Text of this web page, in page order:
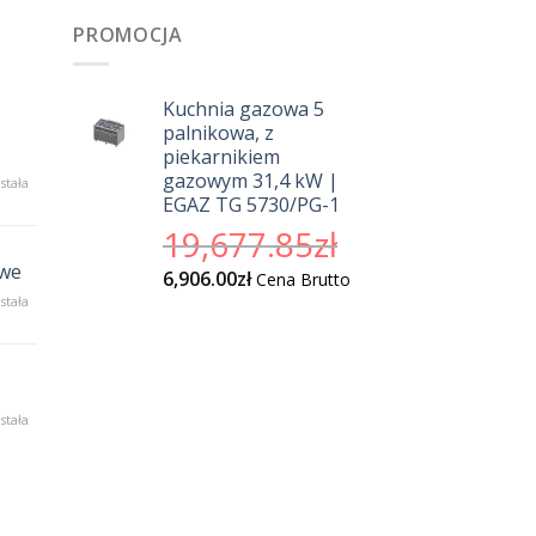
PROMOCJA
Kuchnia gazowa 5
palnikowa, z
piekarnikiem
gazowym 31,4 kW |
EGAZ TG 5730/PG-1
19,677.85zł
wynosiła:
6,906.00złAktualna
Cena Brutto